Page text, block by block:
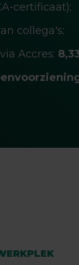
certificaat);
collega's;
Accres: